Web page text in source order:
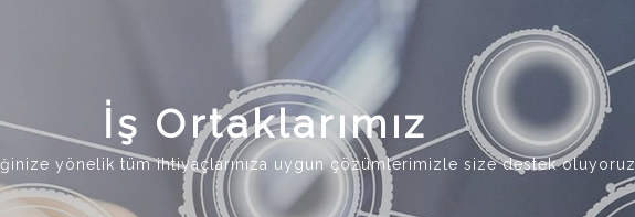
İş Ortaklarımız
yönelik tüm ihtiyaçlarınıza uygun çözümlerimizle size destek oluyoruz.